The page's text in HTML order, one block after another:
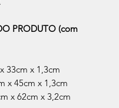
PRODUTO (com
33cm x 1,3cm
x 45cm x 1,3cm
x 62cm x 3,2cm